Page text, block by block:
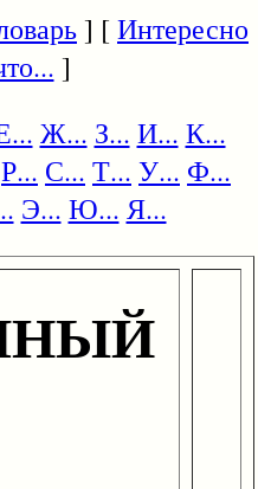
] [Интересно
]
Ж... З... И... К...
Р... С... Т... У... Ф...
Э... Ю... Я...